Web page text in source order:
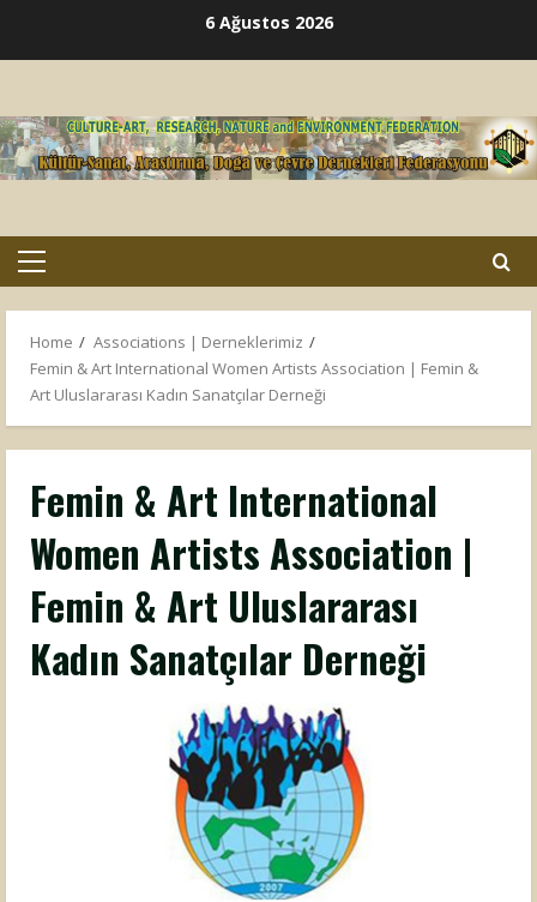
6 Ağustos 2026
Primary
Home
Associations | Derneklerimiz
Femin & Art International Women Artists Association | Femin &
Art Uluslararası Kadın Sanatçılar Derneği
Femin & Art International
Women Artists Association |
Femin & Art Uluslararası
Kadın Sanatçılar Derneği